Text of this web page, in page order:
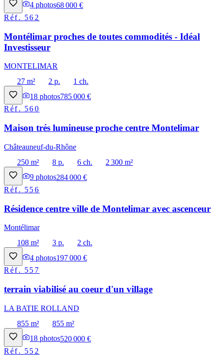
4 photos68 000 €
Réf. 562
Montélimar proches de toutes commodités - Idéal
Investisseur
MONTELIMAR
27 m²
2 p.
1 ch.
18 photos785 000 €
Réf. 560
Maison trés lumineuse proche centre Montelimar
Châteauneuf-du-Rhône
250 m²
8 p. 6 ch.
2 300 m²
9 photos284 000 €
Réf. 556
Résidence centre ville de Montelimar avec ascenceur
Montélimar
108 m²
3 p.
2 ch.
4 photos197 000 €
Réf. 557
terrain viabilisé au coeur d'un village
LA BATIE ROLLAND
855 m²
855 m²
18 photos520 000 €
Réf. 552